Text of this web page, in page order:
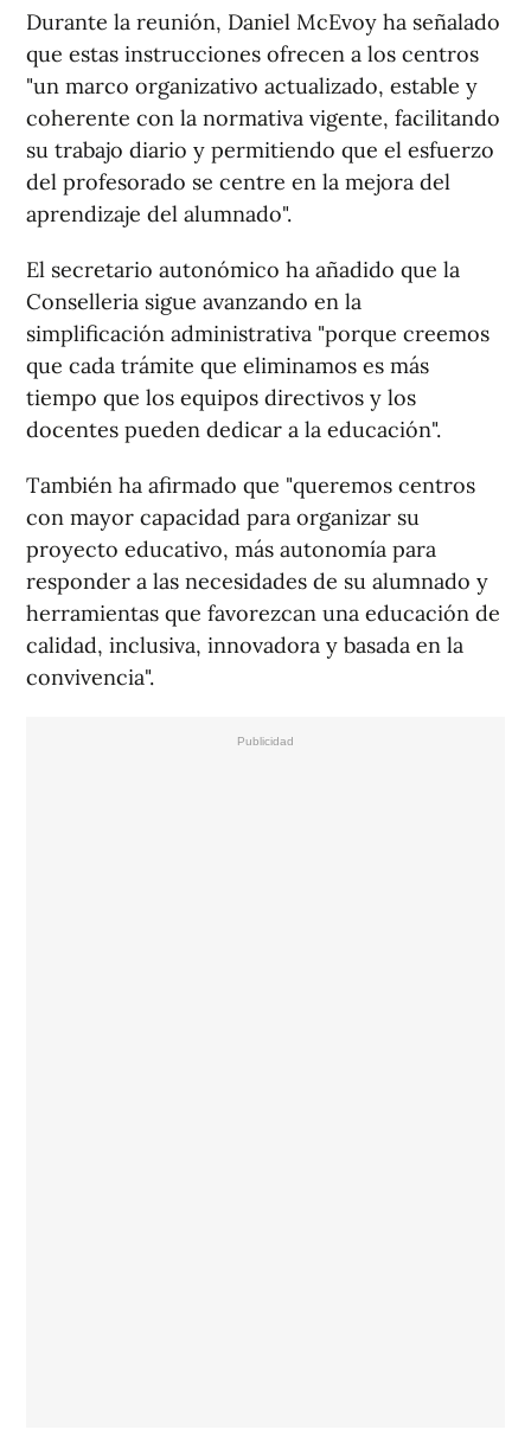
Durante la reunión, Daniel McEvoy ha señalado
que estas instrucciones ofrecen a los centros
"un marco organizativo actualizado, estable y
coherente con la normativa vigente, facilitando
su trabajo diario y permitiendo que el esfuerzo
del profesorado se centre en la mejora del
aprendizaje del alumnado".
El secretario autonómico ha añadido que la
Conselleria sigue avanzando en la
simplificación administrativa "porque creemos
que cada trámite que eliminamos es más
tiempo que los equipos directivos y los
docentes pueden dedicar a la educación".
También ha afirmado que "queremos centros
con mayor capacidad para organizar su
proyecto educativo, más autonomía para
responder a las necesidades de su alumnado y
herramientas que favorezcan una educación de
calidad, inclusiva, innovadora y basada en la
convivencia".